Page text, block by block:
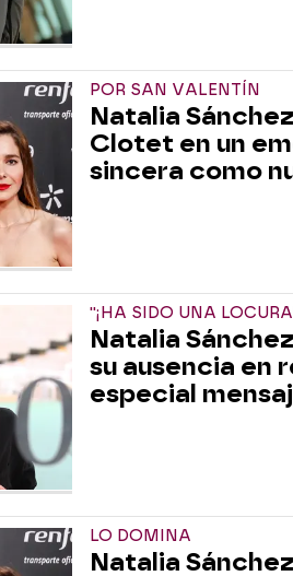
POR SAN VALENTÍN
Natalia
Clotet en un
sincera como
''¡HA SIDO UNA
Natalia
su ausencia en
especial
LO DOMINA
Natalia